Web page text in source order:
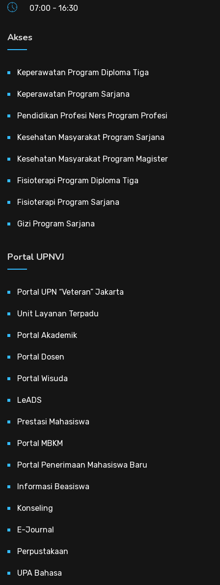
07:00 - 16:30
Akses
Keperawatan Program Diploma Tiga
Keperawatan Program Sarjana
Pendidikan Profesi Ners Program Profesi
Kesehatan Masyarakat Program Sarjana
Kesehatan Masyarakat Program Magister
Fisioterapi Program Diploma Tiga
Fisioterapi Program Sarjana
Gizi Program Sarjana
Portal UPNVJ
Portal UPN “Veteran” Jakarta
Unit Layanan Terpadu
Portal Akademik
Portal Dosen
Portal Wisuda
LeADS
Prestasi Mahasiswa
Portal MBKM
Portal Penerimaan Mahasiswa Baru
Informasi Beasiswa
Konseling
E-Journal
Perpustakaan
UPA Bahasa